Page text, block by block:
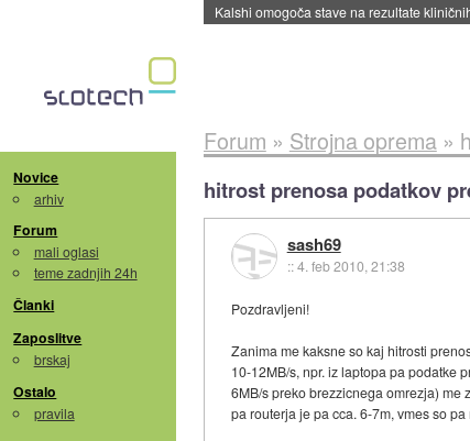
Kalshi omogoča stave na rezultate
Novice
arhiv
Forum
mali oglasi
teme zadnjih 24h
Članki
Zaposlitve
brskaj
Ostalo
pravila
Forum » Strojna oprema»
hitrost prenosa podatkov
sash69
::4. feb 2010, 21:38
Pozdravljeni!
Zanima me kaksne so kaj hitrosti
10-12MB/s, npr. iz laptopa pa podatke
6MB/s preko brezzicnega omrezja)
pa routerja je pa cca. 6-7m, vmes so